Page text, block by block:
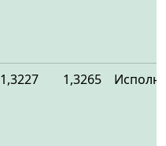
1,3227 1,3265